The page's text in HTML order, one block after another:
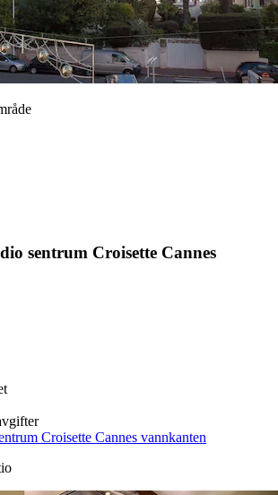
sentrum Croisette Cannes
Croisette Cannes vannkanten